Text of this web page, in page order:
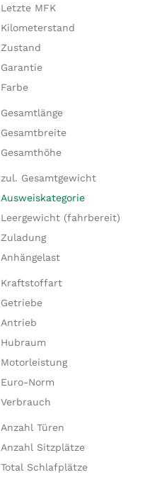
Letzte MFK
Kilometerstand
Zustand
Garantie
Farbe
Gesamtlänge
Gesamtbreite
Gesamthöhe
zul. Gesamtgewicht
Ausweiskategorie
Leergewicht (fahrbereit)
Zuladung
Anhängelast
Kraftstoffart
Getriebe
Antrieb
Hubraum
Motorleistung
Euro-Norm
Verbrauch
Anzahl Türen
Anzahl Sitzplätze
Total Schlafplätze